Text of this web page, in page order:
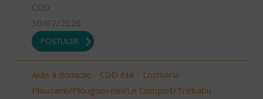
CDD
30/07/2026
POSTULER
Aide à domicile - CDD été - Locmaria-
Plouzané/Plougonvelin/Le Conquet/Trébabu